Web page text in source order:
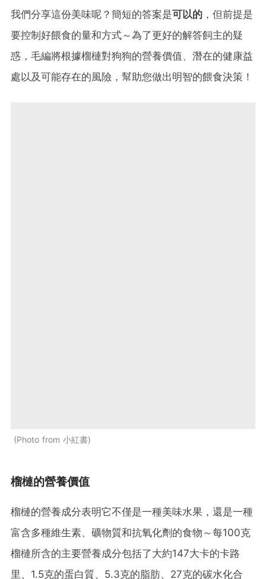
我們分享這份美味呢？簡短的答案是可以的 ，但前提是
要控制好餵食的量和方式～為了更好的解答飼主的疑
惑，毛編將根據榴槤對狗狗的營養價值、潛在的健康益
處以及可能存在的風險，幫助您做出明智的餵食決策！
Photo from 小紅書
榴槤的營養價值
榴槤的營養成分表明它不僅是一種美味水果，還是一種
富含多種維生素、礦物質和抗氧化劑的食物～每100克
榴槤所含的主要營養成分包括了大約147大卡的卡路
里、1.5克的蛋白質、5.3克的脂肪、27克的碳水化合